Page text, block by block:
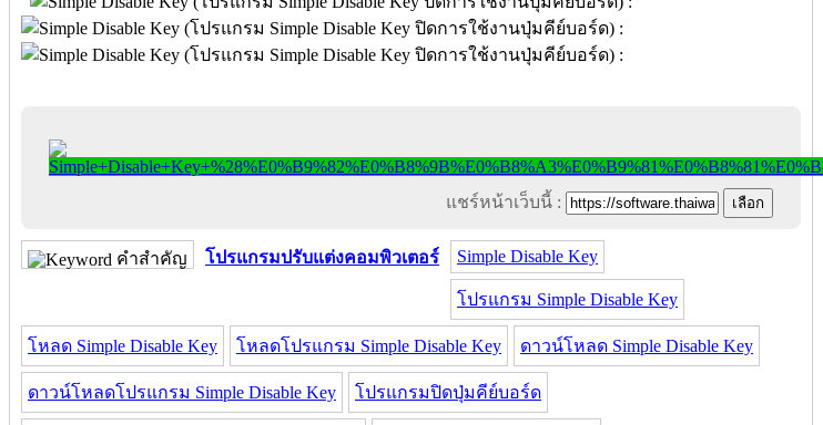
แชร์หน้าเว็บนี้ :
คำสำคัญ โปรแกรมปรับแต่งคอมพิวเตอร์ Simple Disable Key
โปรแกรม Simple Disable Key
โหลด Simple Disable Key โหลดโปรแกรม Simple Disable Key ดาวน์โหลด Simple Disable Key
ดาวน์โหลดโปรแกรม Simple Disable Key โปรแกรมปิดปุ่มคีย์บอร์ด